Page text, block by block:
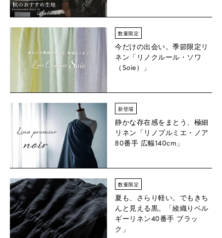
数量限定
今だけの出会い。季節限定リ
ネン 「リノクルール・ソワ
（Soie）」
新登場
静かな存在感をまとう、極細
リネン「リノプルミエ・ノア
80番手 広幅140cm」
数量限定
夏も、さらり軽い。でもきち
んと見える黒。「綾織りベル
ギーリネン40番手 ブラッ
ク」